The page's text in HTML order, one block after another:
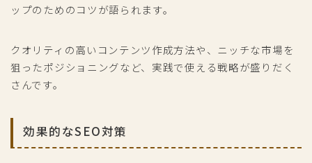
ップのためのコツが語られます。
クオリティの高いコンテンツ作成方法や、ニッチな市場を
狙ったポジショニングなど、実践で使える戦略が盛りだく
さんです。
効果的なSEO対策